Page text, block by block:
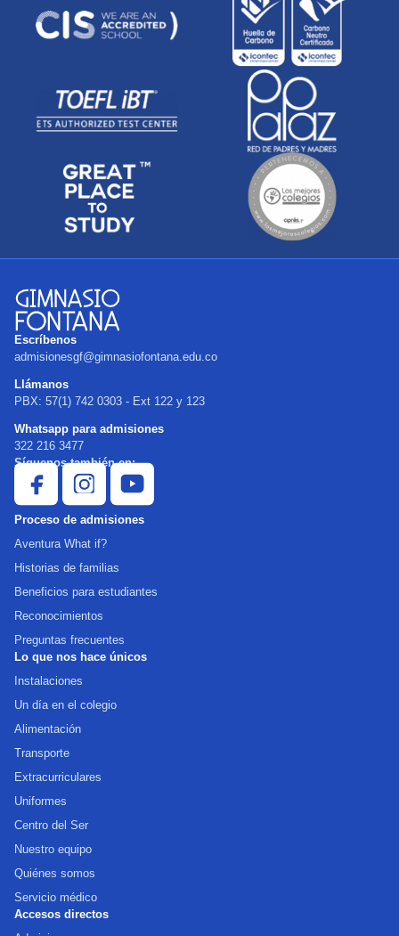
Escríbenos
admisionesgf@gimnasiofontana.edu.co
Llámanos
PBX: 57(1) 742 0303 - Ext 122 y 123
Whatsapp para admisiones
322 216 3477
Síguenos también en:
Proceso de admisiones
Aventura What if?
Historias de familias
Beneficios para estudiantes
Reconocimientos
Preguntas frecuentes
Lo que nos hace únicos
Instalaciones
Un día en el colegio
Alimentación
Transporte
Extracurriculares
Uniformes
Centro del Ser
Nuestro equipo
Quiénes somos
Servicio médico
Accesos directos